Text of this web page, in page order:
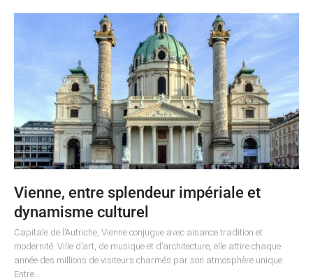
Vienne, entre splendeur impériale et
dynamisme culturel
Capitale de l’Autriche, Vienne conjugue avec aisance tradition et
modernité. Ville d’art, de musique et d’architecture, elle attire chaque
année des millions de visiteurs charmés par son atmosphère unique.
Entre…